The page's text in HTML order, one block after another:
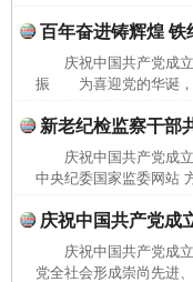
百年奋进铸辉煌 铁
庆祝中国共产党成
振 为喜迎党的华诞，
新老纪检监察干部
庆祝中国共产党成
中央纪委国家监委网
庆祝中国共产党成
庆祝中国共产党成
党全社会形成崇尚先进